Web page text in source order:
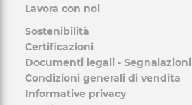
Lavora con noi
Sostenibilità
Certificazioni
Documenti legali - Segnalazioni
Condizioni generali di vendita
Informative privacy